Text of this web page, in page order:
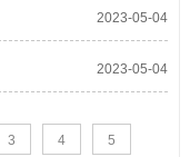
2023-05-04
2023-05-04
3 4 5